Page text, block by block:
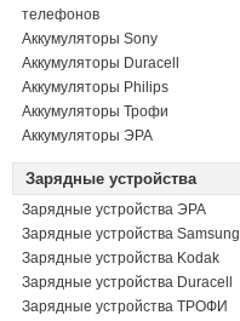
телефонов
Аккумуляторы Sony
Аккумуляторы Duracell
Аккумуляторы Philips
Аккумуляторы Трофи
Аккумуляторы ЭРА
Зарядные устройства
Зарядные устройства ЭРА
Зарядные устройства Samsung
Зарядные устройства Kodak
Зарядные устройства Duracell
Зарядные устройства ТРОФИ